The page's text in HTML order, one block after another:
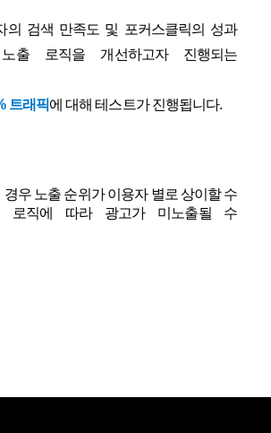
의 검색 만족도 및 포커스클릭의 성과
출 로직을 개선하고자 진행되는
트래픽에 대해 테스트가 진행됩니다.
우 노출 순위가 이용자 별로 상이할 수
로직에 따라 광고가 미노출될 수